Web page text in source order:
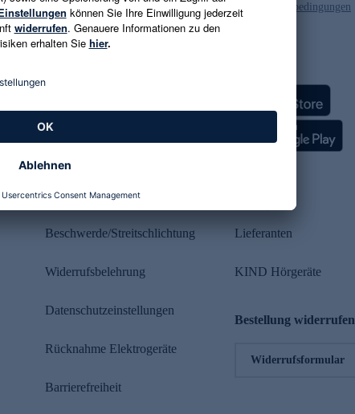
Es gelten die Datenschutzrichtlinien und die Gutscheinbedingungen
Rechtliches
Beschwerde/Streitschlichtung
Widerrufsbelehrung
Datenschutzeinstellungen
Rücknahme Elektrogeräte
Barrierefreiheit
Lieferanten
KIND Hörgeräte
Bestellung widerrufen
Widerrufsformular